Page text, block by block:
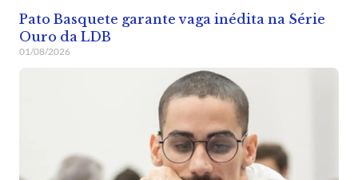
Pato Basquete garante vaga inédita na Série
Ouro da LDB
01/08/2026